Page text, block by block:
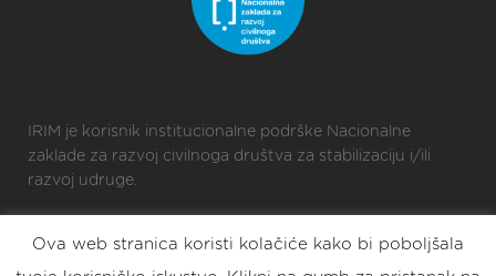
IRIM je korisnik institucionalne podrške Nacionalne
zaklade za razvoj civilnoga društva za stabilizaciju i/ili
razvoj udruge.
Ova web stranica koristi kolačiće kako bi poboljšala